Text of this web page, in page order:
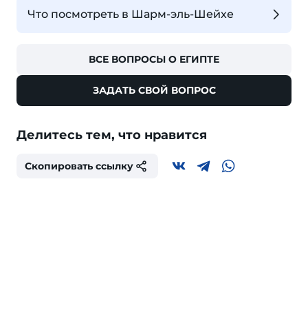
Что посмотреть в Шарм-эль-Шейхе
ВСЕ ВОПРОСЫ О ЕГИПТЕ
ЗАДАТЬ СВОЙ ВОПРОС
Делитесь тем, что нравится
Скопировать ссылку